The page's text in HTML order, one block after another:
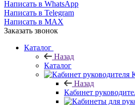
Написать в WhatsApp
Написать в Telegram
Написать в MAX
Заказать звонок
Каталог
Назад
Каталог
Назад
Кабинет